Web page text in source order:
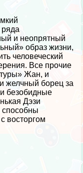
и неопрятный
образ жизни,
человеческий
Все прочие
Жан, и
желчный борец за
безобидные
Дэзи
восторгом